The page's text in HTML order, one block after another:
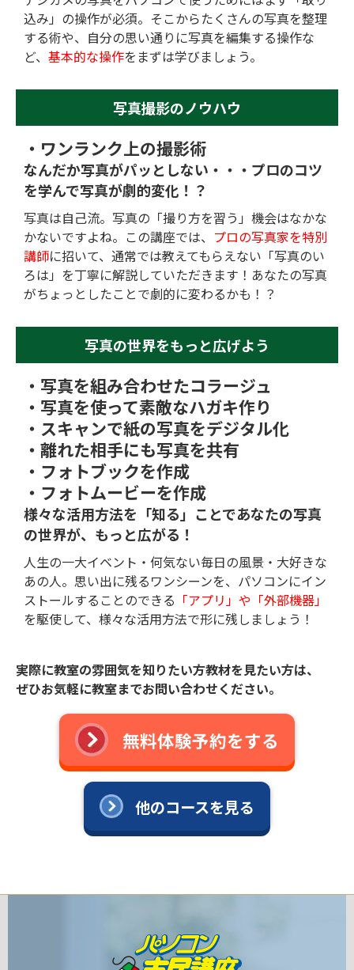
込み」の操作が必須。そこからたくさんの写真を整理
する術や、自分の思い通りに写真を編集する操作な
ど、 基本的な操作をまずは学びましょう。
写真撮影のノウハウ
・ワンランク上の撮影術
なんだか写真がパッとしない・・・ プロのコツ
を学んで写真が劇的変化！？
写真は自己流。写真の「撮り方を習う」機会はなかな
かないですよね。この講座では、 プロの写真家を特別
講師に招いて、通常では教えてもらえない「写真のい
ろは」を丁寧に解説していただきます！あなたの写真
がちょっとしたことで劇的に変わるかも！？
写真の世界をもっと広げよう
・写真を組み合わせたコラージュ
・写真を使って素敵なハガキ作り
・スキャンで紙の写真をデジタル化
・離れた相手にも写真を共有
・フォトブックを作成
・フォトムービーを作成
様々な活用方法を「知る」ことであなたの写真
の世界が、もっと広がる！
人生の一大イベント・何気ない毎日の風景・大好きな
あの人。思い出に残るワンシーンを、パソコンにイン
ストールすることのできる 「アプリ」や「外部機器」
を駆使して、様々な活用方法で形に残しましょう！
実際に教室の雰囲気を知りたい方教材を見たい方は、
ぜひお気軽に教室までお問い合わせください。
無料体験予約をする
他のコースを見る